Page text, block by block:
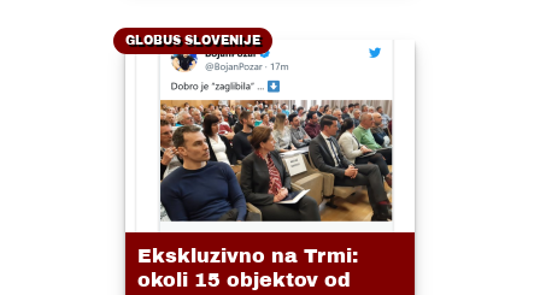
GLOBUS SLOVENIJE
Ekskluzivno na Trmi:
okoli 15 objektov od